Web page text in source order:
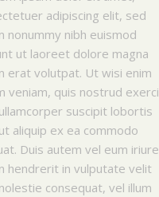
adipiscing elit, sed
nonummy nibh euismod
ut laoreet dolore magna
erat volutpat. Ut wisi enim
veniam, quis nostrud exerci
suscipit lobortis
aliquip ex ea commodo
Duis autem vel eum iriure
hendrerit in vulputate velit
consequat, vel illum